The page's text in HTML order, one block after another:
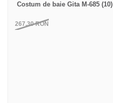
Costum de baie Gita M-685 (10)
267,30RON